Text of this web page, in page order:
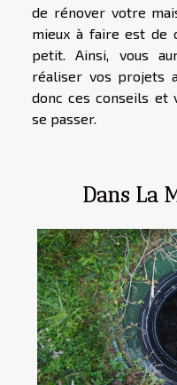
de rénover votre
mieux à faire est de
petit. Ainsi, vous
réaliser vos projets
donc ces conseils et
se passer.
Dans La